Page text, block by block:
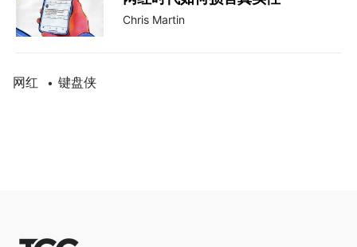
Chris Martin
网红 • 键盘侠